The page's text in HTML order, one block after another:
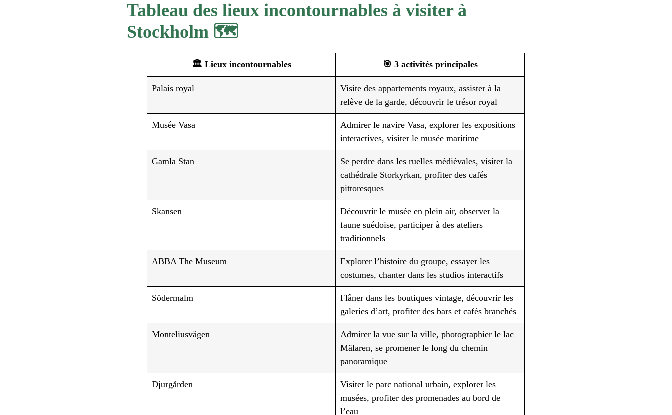
Tableau des lieux incontournables à visiter à
Stockholm 🗺️
🏛️ Lieux incontournables 🎯 3 activités principales
Palais royal
Visite des appartements royaux, assister à la
relève de la garde, découvrir le trésor royal
Musée Vasa
Admirer le navire Vasa, explorer les expositions
interactives, visiter le musée maritime
Gamla Stan
Se perdre dans les ruelles médiévales, visiter la
cathédrale Storkyrkan, profiter des cafés
pittoresques
Skansen
Découvrir le musée en plein air, observer la
faune suédoise, participer à des ateliers
traditionnels
ABBA The Museum
Explorer l’histoire du groupe, essayer les
costumes, chanter dans les studios interactifs
Södermalm
Flâner dans les boutiques vintage, découvrir les
galeries d’art, profiter des bars et cafés branchés
Monteliusvägen
Admirer la vue sur la ville, photographier le lac
Mälaren, se promener le long du chemin
panoramique
Djurgården
Visiter le parc national urbain, explorer les
musées, profiter des promenades au bord de
l’eau